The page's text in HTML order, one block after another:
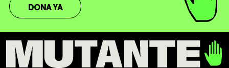
DONA YA